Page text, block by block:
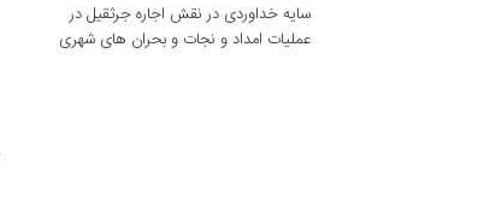
سایه خداوردی درنقش اجاره جرثقیل در
عملیات امداد و نجات و بحران های شهری